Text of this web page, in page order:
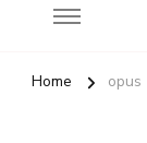
Home opus